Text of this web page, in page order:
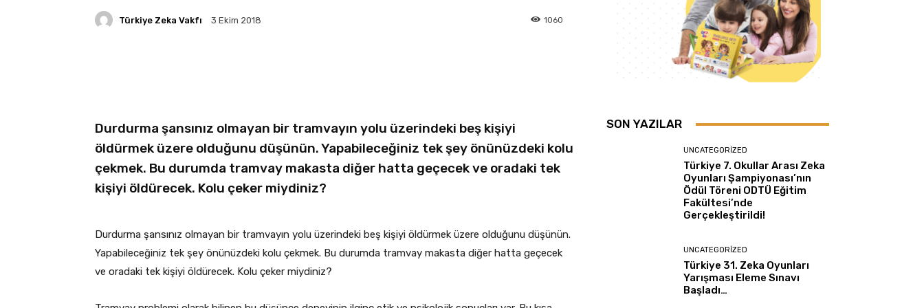
Türkiye Zeka Vakfı 3 Ekim 2018 1060
Durdurma şansınız olmayan bir tramvayın yolu üzerindeki beş kişiyi
öldürmek üzere olduğunu düşünün. Yapabileceğiniz tek şey önünüzdeki kolu
çekmek. Bu durumda tramvay makasta diğer hatta geçecek ve oradaki tek
kişiyi öldürecek. Kolu çeker miydiniz?
Durdurma şansınız olmayan bir tramvayın yolu üzerindeki beş kişiyi öldürmek üzere olduğunu düşünün.
Yapabileceğiniz tek şey önünüzdeki kolu çekmek. Bu durumda tramvay makasta diğer hatta geçecek
ve oradaki tek kişiyi öldürecek. Kolu çeker miydiniz?
SON YAZILAR
UNCATEGORIZED
Türkiye 7. Okullar Arası Zeka
Oyunları Şampiyonası’nın
Ödül Töreni ODTÜ Eğitim
Fakültesi’nde
Gerçekleştirildi!
UNCATEGORIZED
Türkiye 31. Zeka Oyunları
Yarışması Eleme Sınavı
Başladı…